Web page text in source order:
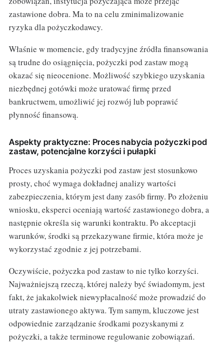
zastawione dobra. Ma to na celu zminimalizowanie
ryzyka dla pożyczkodawcy.
Właśnie w momencie, gdy tradycyjne źródła finansowania
są trudne do osiągnięcia, pożyczki pod zastaw mogą
okazać się nieocenione. Możliwość szybkiego uzyskania
niezbędnej gotówki może uratować firmę przed
bankructwem, umożliwić jej rozwój lub poprawić
płynność finansową.
Aspekty praktyczne: Proces nabycia pożyczki pod
zastaw, potencjalne korzyści i pułapki
Proces uzyskania pożyczki pod zastaw jest stosunkowo
prosty, choć wymaga dokładnej analizy wartości
zabezpieczenia, którym jest dany zasób firmy. Po złożeniu
wniosku, eksperci oceniają wartość zastawionego dobra, a
następnie określa się warunki kontraktu. Po akceptacji
warunków, środki są przekazywane firmie, która może je
wykorzystać zgodnie z jej potrzebami.
Oczywiście, pożyczka pod zastaw to nie tylko korzyści.
Najważniejszą rzeczą, której należy być świadomym, jest
fakt, że jakakolwiek niewypłacalność może prowadzić do
utraty zastawionego aktywa. Tym samym, kluczowe jest
odpowiednie zarządzanie środkami pozyskanymi z
pożyczki, a także terminowe regulowanie zobowiązań.